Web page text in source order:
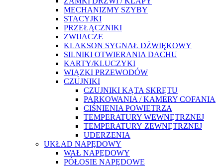
MECHANIZMY SZYBY
STACYJKI
PRZEŁĄCZNIKI
ZWIJACZE
KLAKSON SYGNAŁ DŹWIĘKOWY
SILNIKI OTWIERANIA DACHU
KARTY/KLUCZYKI
WIĄZKI PRZEWODÓW
CZUJNIKI
CZUJNIKI KĄTA SKRĘTU
PARKOWANIA / KAMERY COFANIA
CIŚNIENIA POWIETRZA
TEMPERATURY WEWNĘTRZNEJ
TEMPERATURY ZEWNĘTRZNEJ
UDERZENIA
UKŁAD NAPĘDOWY
WAŁ NAPĘDOWY
PÓŁOSIE NAPĘDOWE